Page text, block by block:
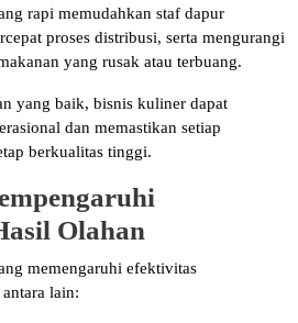
rapi memudahkan staf dapur
proses distribusi, serta mengurangi
yang rusak atau terbuang.
yang baik, bisnis kuliner dapat
dan memastikan setiap
berkualitas tinggi.
Olahan
memengaruhi efektivitas
lain: